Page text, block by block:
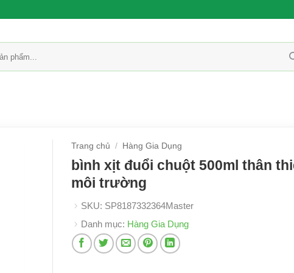
Trang chủ / Hàng Gia Dụng
bình xịt đuổi chuột 500ml thân
môi trường
SKU: SP8187332364Master
Danh mục: Hàng Gia Dụng